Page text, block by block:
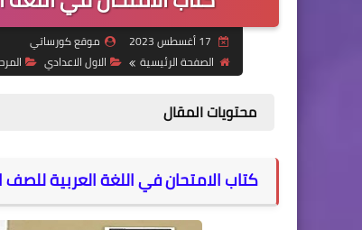
موقع كورساتي
الصفحة الرئيسية
الاول الاعدادي
محتويات المقال
كتاب الامتحان في اللغة العربية للصف